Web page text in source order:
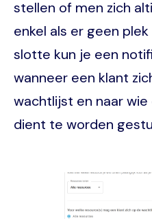
stellen of men zich
enkel als er geen
slotte kun je een
wanneer een klant
wachtlijst en naar
dient te worden